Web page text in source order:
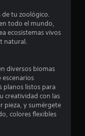
de tu zoológico.
todo el mundo,
ecosistemas vivos
natural.
diversos biomas
planos listos para
creatividad con las
pieza, y sumérgete
colores flexibles